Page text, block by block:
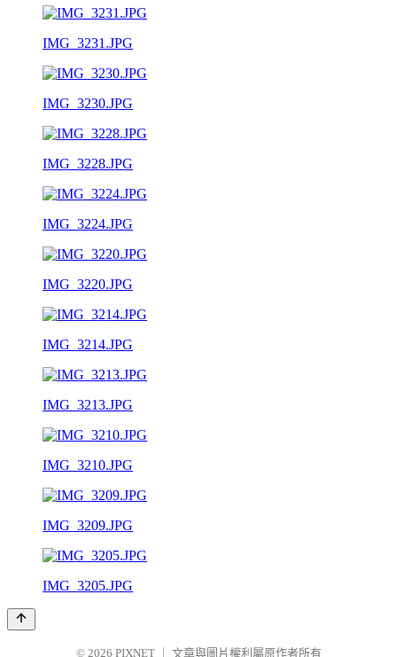
IMG_3231.JPG
IMG_3230.JPG
IMG_3228.JPG
IMG_3224.JPG
IMG_3220.JPG
IMG_3214.JPG
IMG_3213.JPG
IMG_3210.JPG
IMG_3209.JPG
IMG_3205.JPG
© 2026 PIXNET 文章與圖片權利屬原作者所有